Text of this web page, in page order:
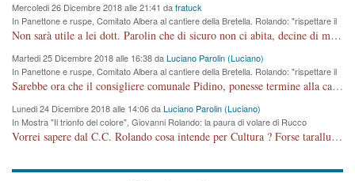
Mercoledi 26 Dicembre 2018 alle 21:41 dafratuck
In Panettone e ruspe, Comitato Albera al cantiere della Bretella. Rolando: "rispettare il
cronoprogramma"
Non sarà utile a lei dott. Parolin che di sicuro non ci abita, decine di migliaia di TIR, automobili e padroncini che passano quotidianamente per una strada appena rotabile, non è più possibile stendere i panni, attraversare la strada senza rischiare la morte, le case stanno crepando, i tempi sono cambiati e la bretella non passerà assolutamente per maddalene (ma cosa sta a dire?!), dia invece responsabilità a chi ha costruito tagliando la strada che doveva invece terminare a isola vicentina e non al moracchino lasciando Motta di Costabissara ancora in panne di traffico. I tempi sono cambiati dottore e se l'anagrafe della vita stagna nell'essere umano impressioni conservatrici, la società non le considera perchè va avanti, si industrializza e ha bisogno di infrastrutture e di sviluppo. Ultima considerazione, se è geloso di Rolando perchè vede in lui solo campagne politiche mentre si difendono i SOLI diritti dei cittadini, la preghiamo faccia considerazioni più appropriate. Saluti e complimenti per i suoi scritti.
Martedi 25 Dicembre 2018 alle 16:38 daLuciano Parolin (Luciano)
In Panettone e ruspe, Comitato Albera al cantiere della Bretella. Rolando: "rispettare il
cronoprogramma"
Sarebbe ora che il consigliere comunale Pidino, ponesse termine alla campagna elettorale nel territorio del suo seggio Villaggio del Sole. La tiraca è iniziata, distruggerà 6 km di prateria ovest della città, ricca di fonti e sorgenti d'acqua. I cittadini di Maddalene non avranno più Pace la notte. Molta colpa per la costruzione di questa Strada è proprio del signor Rolando,dei suoi gazebo mobili e che vuol far passare questa opera VANDALICA come progetto "utile" a chi ? Non è cosa seria sig. Rolando!
Lunedi 24 Dicembre 2018 alle 14:06 daLuciano Parolin (Luciano)
In Mostra "Il trionfo del colore", Giovanni Rolando: la paura di volare di Rucco
Vorrei sapere dal C.C. Rolando cosa intende per Cultura ? Forse tarallucci, vino e sagre, o spaghetti tricolori del PD ? Il continuo (s)parlare della mostra a Palazzo Chiericati caro consigliere DANNEGGIA FORTEMENTE l'immagine della città TUTTA e fa deviare i consensi che in RUSSIA (badi bene ex U.R.S.S.) sono ECCELLENTI. A livello artistico l'evento è di alta Valenza culturale, COMPITO di Tutta la Cittadinanza fare il possibile per propagandare l'iniziativa senza farne UN CASO PARTITICO come fa Lei da sempre. Meno Gazebo + Partecipazione! E così sia. Amen.